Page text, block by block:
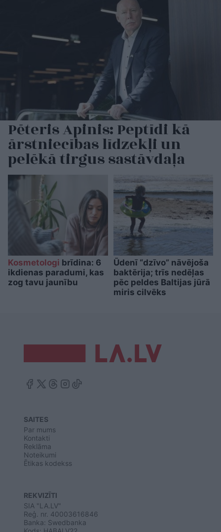
Pēteris Apinis: Peptīdi kā
ārstniecības līdzekļi un
pelēkā tirgus sastāvdaļa
Kosmetologi brīdina: 6
ikdienas paradumi, kas
zog tavu jaunību
Ūdenī “dzīvo” nāvējoša
baktērija; trīs nedēļas
pēc peldes Baltijas jūrā
miris cilvēks
SAITES
Par mums
Kontakti
Reklāma
Noteikumi
Ētikas kodekss
REKVIZĪTI
SIA "LA.LV"
Reģ. nr. 40003616846
Banka: Swedbanka